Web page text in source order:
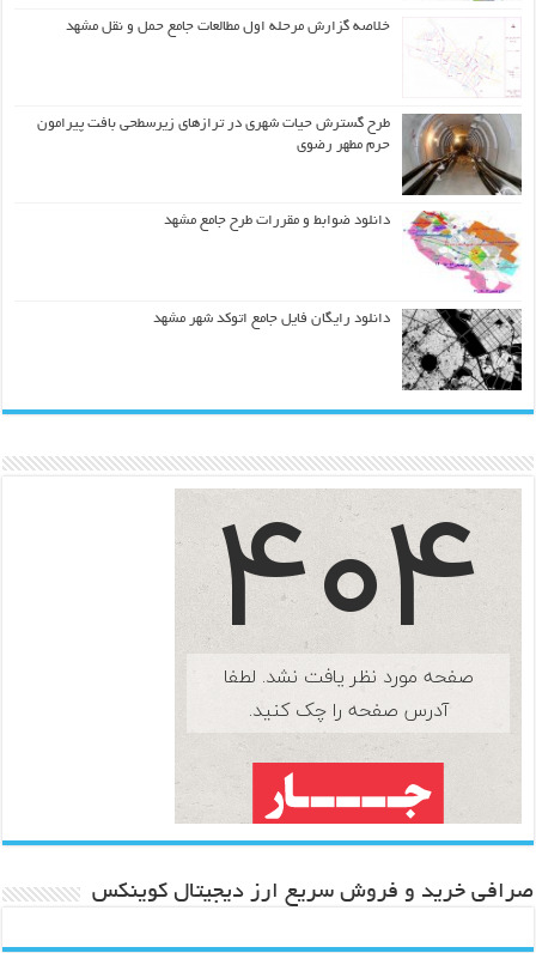
خلاصه گزارش مرحله اول مطالعات جامع حمل و نقل مشهد
طرح گسترش حیات شهري در ترازهاي زیرسطحی بافت پیرامون
حرم مطهر رضوي
دانلود ضوابط و مقررات طرح جامع مشهد
دانلود رایگان فایل جامع اتوکد شهر مشهد
صرافی خرید و فروش سریع ارز دیجیتال کوینکس